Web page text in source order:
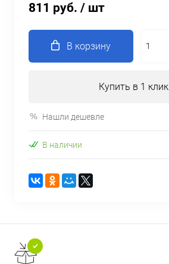
811 руб. / шт
В корзину
Купить в 1 клик
Нашли дешевле
В наличии